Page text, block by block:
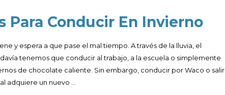
Para Conducir En Invierno
y espera a que pase el mal tiempo. A través de la lluvia, el
tenemos que conducir al trabajo, a la escuela o simplemente
de chocolate caliente. Sin embargo, conducir por Waco o salir
adquiere un nuevo ...